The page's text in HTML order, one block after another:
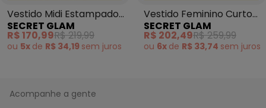
Vestido Midi Estampado
Preto
SECRET GLAM
R$ 170,99R$ 219,99
ou 5x de R$ 34,19 sem juros
Vestido Feminino Curto
Viscose Sarjada Azul
SECRET GLAM
R$ 202,49R$ 259,99
ou 6x de R$ 33,74 sem juros
Acompanhe a gente